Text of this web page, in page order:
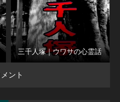
三千人塚｜ウワサの心霊話
メント